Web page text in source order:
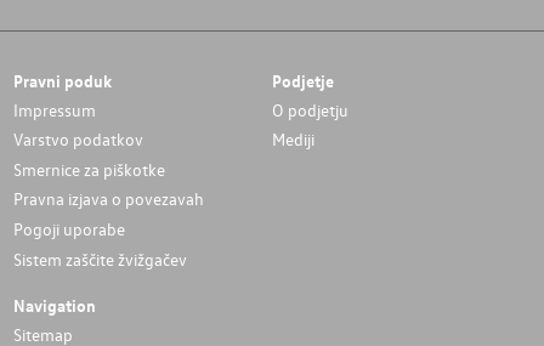
Pravni poduk
Impressum
Varstvo podatkov
Smernice za piškotke
Pravna izjava o povezavah
Pogoji uporabe
Sistem zaščite žvižgačev
Podjetje
O podjetju
Mediji
Navigation
Sitemap